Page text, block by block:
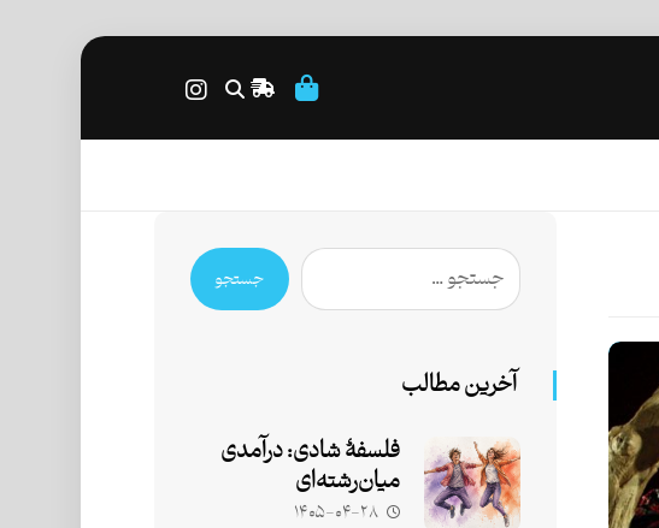
جستجو
آخرین مطالب
فلسفۀ شادی: درآمدی
میان‌رشته‌ای
۱۴۰۵-۰۴-۲۸